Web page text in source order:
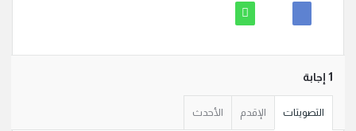
‫1 إجابة
التصويتات الإقدم الأحدث